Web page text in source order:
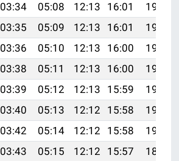
03:34 05:08 12:13 16:01
19:09
03:35 05:09 12:13 16:01
19:07
03:36 05:10 12:13 16:00
19:06
03:38 05:11 12:13 16:00
19:05
03:39 05:12 12:13 15:59
19:03
03:40 05:13 12:12 15:58
19:02
03:42 05:14 12:12 15:58
19:00
03:43 05:15 12:12 15:57
18:59